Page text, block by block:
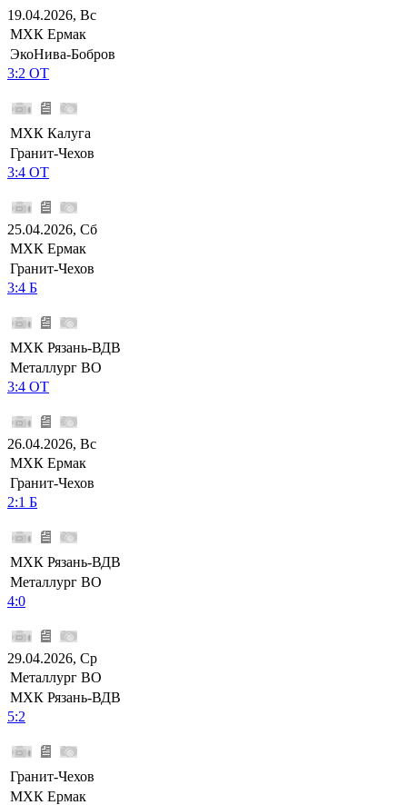
19.04.2026, Вс
МХК Ермак
ЭкоНива-Бобров
3:2 ОТ
МХК Калуга
Гранит-Чехов
3:4 ОТ
25.04.2026, Сб
МХК Ермак
Гранит-Чехов
3:4 Б
МХК Рязань-ВДВ
Металлург ВО
3:4 ОТ
26.04.2026, Вс
МХК Ермак
Гранит-Чехов
2:1 Б
МХК Рязань-ВДВ
Металлург ВО
4:0
29.04.2026, Ср
Металлург ВО
МХК Рязань-ВДВ
5:2
Гранит-Чехов
МХК Ермак